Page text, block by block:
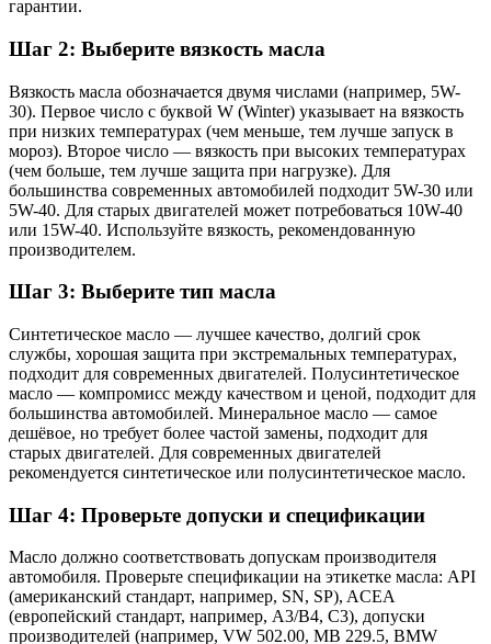
гарантии.
Шаг 2: Выберите вязкость масла
Вязкость масла обозначается двумя числами (например, 5W-
30). Первое число с буквой W (Winter) указывает на вязкость
при низких температурах (чем меньше, тем лучше запуск в
мороз). Второе число — вязкость при высоких температурах
(чем больше, тем лучше защита при нагрузке). Для
большинства современных автомобилей подходит 5W-30 или
5W-40. Для старых двигателей может потребоваться 10W-40
или 15W-40. Используйте вязкость, рекомендованную
производителем.
Шаг 3: Выберите тип масла
Синтетическое масло — лучшее качество, долгий срок
службы, хорошая защита при экстремальных температурах,
подходит для современных двигателей. Полусинтетическое
масло — компромисс между качеством и ценой, подходит для
большинства автомобилей. Минеральное масло — самое
дешёвое, но требует более частой замены, подходит для
старых двигателей. Для современных двигателей
рекомендуется синтетическое или полусинтетическое масло.
Шаг 4: Проверьте допуски и спецификации
Масло должно соответствовать допускам производителя
автомобиля. Проверьте спецификации на этикетке масла: API
(американский стандарт, например, SN, SP), ACEA
(европейский стандарт, например, A3/B4, C3), допуски
производителей (например, VW 502.00, MB 229.5, BMW